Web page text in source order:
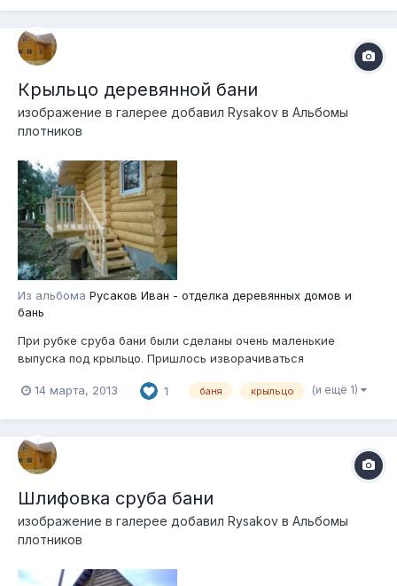
Крыльцо деревянной бани
изображение в галерее добавил Rysakov в Альбомы
плотников
Из альбома Русаков Иван - отделка деревянных домов и
бань
При рубке сруба бани были сделаны очень маленькие
выпуска под крыльцо. Пришлось изворачиваться
14 марта, 2013 1 баня крыльцо (и ещё 1)
Шлифовка сруба бани
изображение в галерее добавил Rysakov в Альбомы
плотников